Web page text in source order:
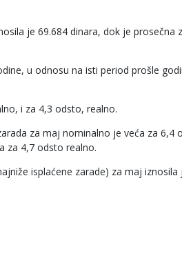
je 69.684 dinara, dok je prosečna
u odnosu na isti period prošle
i za 4,3 odsto, realno.
za maj nominalno je veća za 6,4
za 4,7 odsto realno.
isplaćene zarade) za maj iznosila